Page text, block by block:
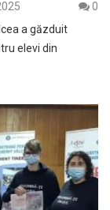
0
a găzduit
elevi din